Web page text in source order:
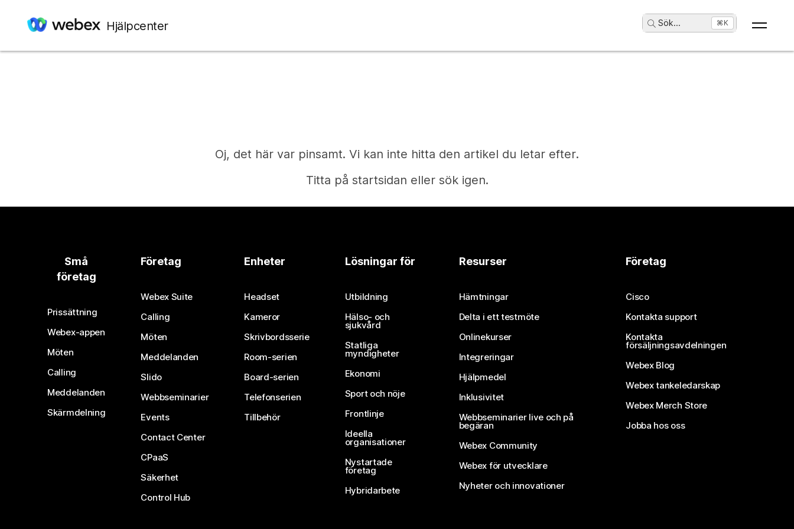
Hjälpcenter Sök... ⌘K
Oj, det här var pinsamt. Vi kan inte hitta den artikel du letar efter.
Titta på startsidan eller sök igen.
Behöver du ett svar?
Skicka in en fråga
Små
företag
Prissättning
Webex-appen
Möten
Calling
Meddelanden
Skärmdelning
Företag
Webex Suite
Calling
Möten
Meddelanden
Slido
Webbseminarier
Events
Contact Center
CPaaS
Säkerhet
Control Hub
Enheter
Headset
Kameror
Skrivbordsserie
Room-serien
Board-serien
Telefonserien
Tillbehör
Lösningar för
Utbildning
Hälso- och
sjukvård
Statliga
myndigheter
Ekonomi
Sport och nöje
Frontlinje
Ideella
organisationer
Nystartade
företag
Hybridarbete
Resurser
Hämtningar
Delta i ett testmöte
Onlinekurser
Integreringar
Hjälpmedel
Inklusivitet
Webbseminarier live och på
begäran
Webex Community
Webex för utvecklare
Nyheter och innovationer
Företag
Cisco
Kontakta support
Kontakta
försäljningsavdelningen
Webex Blog
Webex tankeledarskap
Webex Merch Store
Jobba hos oss